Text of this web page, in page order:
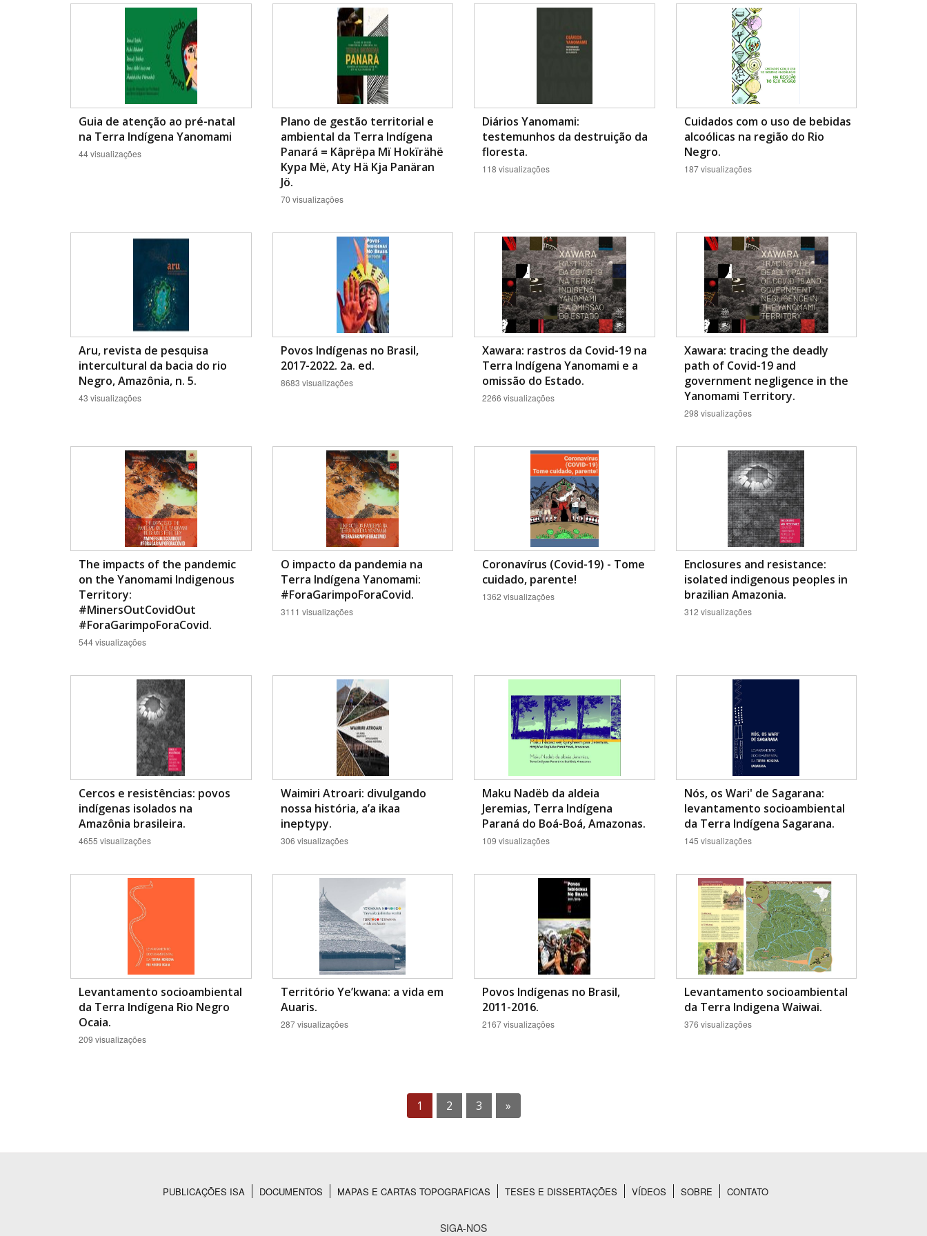
Área de Levantamento
Guia de atenção ao pré-natal
na Terra Indígena Yanomami
44 visualizações
Plano de gestão territorial e
ambiental da Terra Indígena
Panará = Kâprëpa Mï Hokïrähë
Kypa Më, Aty Hä Kja Panäran
Jö.
70 visualizações
Diários Yanomami:
testemunhos da destruição da
floresta.
118 visualizações
Cuidados com o uso de bebidas
alcoólicas na região do Rio
Negro.
187 visualizações
Aru, revista de pesquisa
intercultural da bacia do rio
Negro, Amazônia, n. 5.
43 visualizações
Povos Indígenas no Brasil,
2017-2022. 2a. ed.
8683 visualizações
Xawara: rastros da Covid-19 na
Terra Indígena Yanomami e a
omissão do Estado.
2266 visualizações
Xawara: tracing the deadly
path of Covid-19 and
government negligence in the
Yanomami Territory.
298 visualizações
The impacts of the pandemic
on the Yanomami Indigenous
Territory:
#MinersOutCovidOut
#ForaGarimpoForaCovid.
544 visualizações
O impacto da pandemia na
Terra Indígena Yanomami:
#ForaGarimpoForaCovid.
3111 visualizações
Coronavírus (Covid-19) - Tome
cuidado, parente!
1362 visualizações
Enclosures and resistance:
isolated indigenous peoples in
brazilian Amazonia.
312 visualizações
Cercos e resistências: povos
indígenas isolados na
Amazônia brasileira.
4655 visualizações
Waimiri Atroari: divulgando
nossa história, a’a ikaa
ineptypy.
306 visualizações
Maku Nadëb da aldeia
Jeremias, Terra Indígena
Paraná do Boá-Boá, Amazonas.
109 visualizações
Nós, os Wari' de Sagarana:
levantamento socioambiental
da Terra Indígena Sagarana.
145 visualizações
Levantamento socioambiental
da Terra Indígena Rio Negro
Ocaia.
209 visualizações
Território Ye’kwana: a vida em
Auaris.
287 visualizações
Povos Indígenas no Brasil,
2011-2016.
2167 visualizações
Levantamento socioambiental
da Terra Indigena Waiwai.
376 visualizações
1 2 3 »
PUBLICAÇÕES ISA DOCUMENTOS MAPAS E CARTAS TOPOGRAFICAS TESES E DISSERTAÇÕES VÍDEOS SOBRE CONTATO
SIGA-NOS